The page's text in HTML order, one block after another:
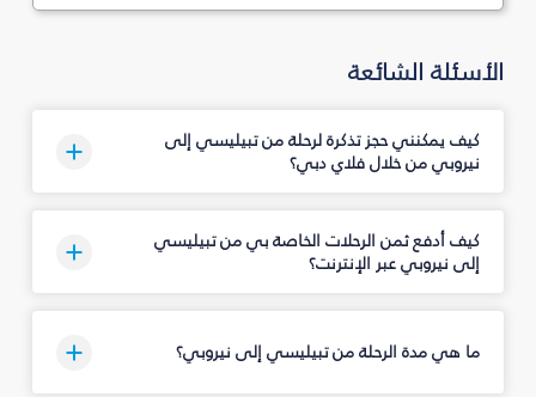
الأسئلة الشائعة
كيف يمكنني حجز تذكرة لرحلة من تبيليسي إلى
نيروبي من خلال فلاي دبي؟
كيف أدفع ثمن الرحلات الخاصة بي من تبيليسي
إلى نيروبي عبر الإنترنت؟
ما هي مدة الرحلة من تبيليسي إلى نيروبي؟